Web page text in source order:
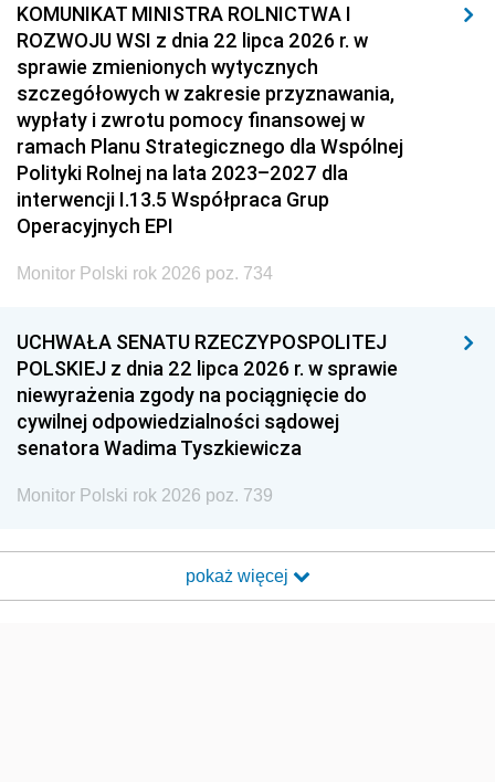
KOMUNIKAT MINISTRA ROLNICTWA I
ROZWOJU WSI z dnia 22 lipca 2026 r. w
sprawie zmienionych wytycznych
szczegółowych w zakresie przyznawania,
wypłaty i zwrotu pomocy finansowej w
ramach Planu Strategicznego dla Wspólnej
Polityki Rolnej na lata 2023–2027 dla
interwencji I.13.5 Współpraca Grup
Operacyjnych EPI
Monitor Polski rok 2026 poz. 734
UCHWAŁA SENATU RZECZYPOSPOLITEJ
POLSKIEJ z dnia 22 lipca 2026 r. w sprawie
niewyrażenia zgody na pociągnięcie do
cywilnej odpowiedzialności sądowej
senatora Wadima Tyszkiewicza
Monitor Polski rok 2026 poz. 739
pokaż więcej